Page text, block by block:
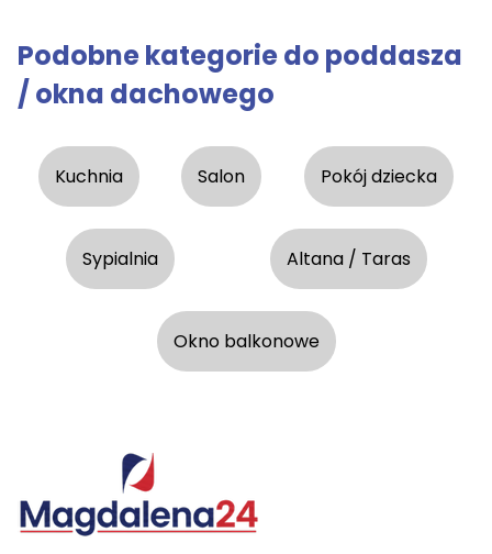
Podobne kategorie do poddasza
/ okna dachowego
Kuchnia Salon Pokój dziecka
Sypialnia Altana / Taras
Okno balkonowe